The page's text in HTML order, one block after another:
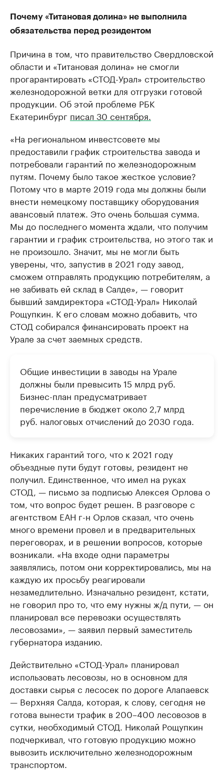
Почему «Титановая долина» не выполнила
обязательства перед резидентом
Причина в том, что правительство Свердловской
области и «Титановая долина» не смогли
прогарантировать «СТОД-Урал» строительство
железнодорожной ветки для отгрузки готовой
продукции. Об этой проблеме РБК
Екатеринбург писал 30 сентября.
«На региональном инвестсовете мы
предоставили график строительства завода и
потребовали гарантий по железнодорожным
путям. Почему было такое жесткое условие?
Потому что в марте 2019 года мы должны были
внести немецкому поставщику оборудования
авансовый платеж. Это очень большая сумма.
Мы до последнего момента ждали, что получим
гарантии и график строительства, но этого так и
не произошло. Значит, мы не могли быть
уверены, что, запустив в 2021 году завод,
сможем отправлять продукцию потребителям, а
не забивать ей склад в Салде», — говорит
бывший замдиректора «СТОД-Урал» Николай
Рощупкин. К его словам можно добавить, что
СТОД собирался финансировать проект на
Урале за счет заемных средств.
Общие инвестиции в заводы на Урале
должны были превысить 15 млрд руб.
Бизнес-план предусматривает
перечисление в бюджет около 2,7 млрд
руб. налоговых отчислений до 2030 года.
Никаких гарантий того, что к 2021 году
объездные пути будут готовы, резидент не
получил. Единственное, что имел на руках
СТОД, — письмо за подписью Алексея Орлова о
том, что вопрос будет решен. В разговоре с
агентством ЕАН г-н Орлов сказал, что очень
много времени провел и в предварительных
переговорах, и в решении вопросов, которые
возникали. «На входе одни параметры
заявлялись, потом они корректировались, мы на
каждую их просьбу реагировали
незамедлительно. Изначально резидент, кстати,
не говорил про то, что ему нужны ж/д пути, — он
планировал все перевозки осуществлять
лесовозами», — заявил первый заместитель
губернатора изданию.
Действительно «СТОД-Урал» планировал
использовать лесовозы, но в основном для
доставки сырья с лесосек по дороге Алапаевск
— Верхняя Салда, которая, к слову, сегодня не
готова вынести трафик в 200–400 лесовозов в
сутки, необходимый СТОД. Николай Рощупкин
подчеркивал, что готовую продукцию можно
вывозить исключительно железнодорожным
транспортом.